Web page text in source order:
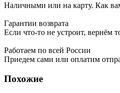
Наличными или на карту. Как
Гарантии возврата
Если что-то не устроит, вернём
Работаем по всей России
Приедем сами или оплатим
Похожие